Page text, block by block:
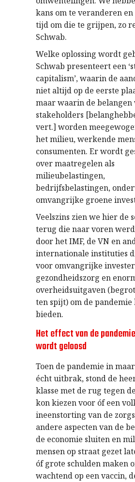
kans om te veranderen en
tijd om die te grijpen, zo
Schwab.
Welke oplossing wordt
Schwab presenteert een
capitalism’, waarin de
niet altijd op de eerste
maar waarin de belangen
stakeholders
vert.] worden
het milieu, werkende
consumenten. Er wordt
over maatregelen als
milieubelastingen,
bedrijfsbelastingen,
omvangrijke groene
Veelszins zien we hier de
terug die naar voren
door het IMF, de VN en
internationale instituties
voor omvangrijke
gezondheidszorg en
overheidsuitgaven
ten spijt) om de pandemie
bieden.
Het effect van de
wordt geloosd
Toen de pandemie in
écht uitbrak, stond de
klasse met de rug tegen
kon kiezen voor óf een
ineenstorting van de
andere aspecten van de
de economie sluiten en
mensen op straat gezet
óf grote schulden maken
wachtend op een vaccin,